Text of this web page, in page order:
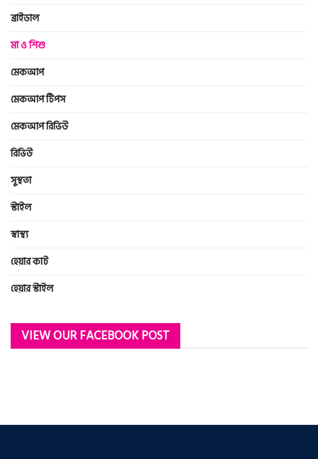
ব্রাইডাল
মা ও শিশু
মেকআপ
মেকআপ টিপস
মেকআপ রিভিউ
রিভিউ
সুস্থতা
স্টাইল
স্বাস্থ্য
হেয়ার কাট
হেয়ার স্টাইল
VIEW OUR FACEBOOK POST